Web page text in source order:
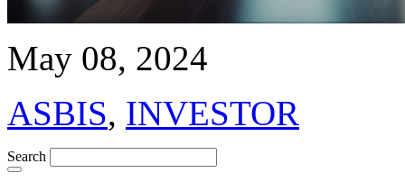
May 08, 2024
ASBIS, INVESTOR
Search